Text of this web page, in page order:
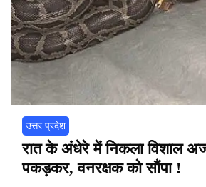
उत्तर प्रदेश
रात के अंधेरे में निकला विशाल
पकड़कर, वनरक्षक को सौंपा !